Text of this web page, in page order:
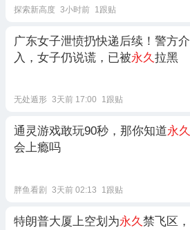
探索新高度 3小时前 1跟贴
广东女子泄愤扔快递后续！警方介
入，女子仍说谎，已被永久 拉黑
无处遁形 3天前 17:00 1跟贴
通灵游戏敢玩90秒，那你知道永久
会上瘾吗
胖鱼看剧 3天前 02:13 1跟贴
特朗普大厦上空划为永久 禁飞区，